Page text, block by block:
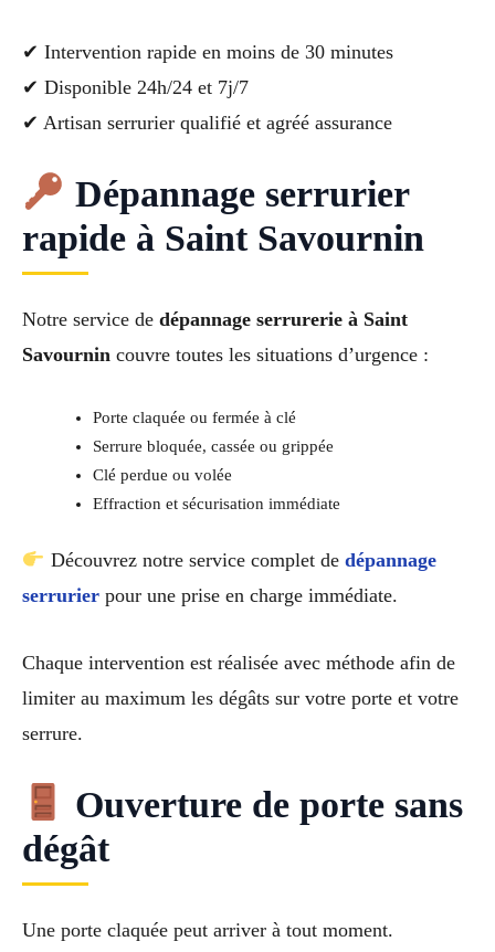
✔ Intervention rapide en moins de 30 minutes
✔ Disponible 24h/24 et 7j/7
✔ Artisan serrurier qualifié et agréé assurance
Dépannage serrurier
rapide à Saint Savournin
Notre service de dépannage serrurerie à Saint
Savournin couvre toutes les situations d’urgence :
Porte claquée ou fermée à clé
Serrure bloquée, cassée ou grippée
Clé perdue ou volée
Effraction et sécurisation immédiate
Découvrez notre service complet de dépannage
serrurier pour une prise en charge immédiate.
Chaque intervention est réalisée avec méthode afin de
limiter au maximum les dégâts sur votre porte et votre
serrure.
Ouverture de porte sans
dégât
Une porte claquée peut arriver à tout moment.